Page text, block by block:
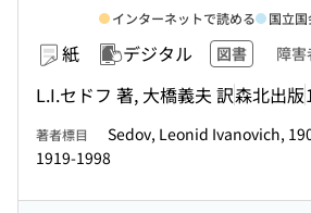
紙 デジタル 図書 障
L.I.セドフ 著, 大橋義夫 訳森北出版
インターネットで読める 国立
著者標目 Sedov, Leonid Ivanovich,
1919-1998